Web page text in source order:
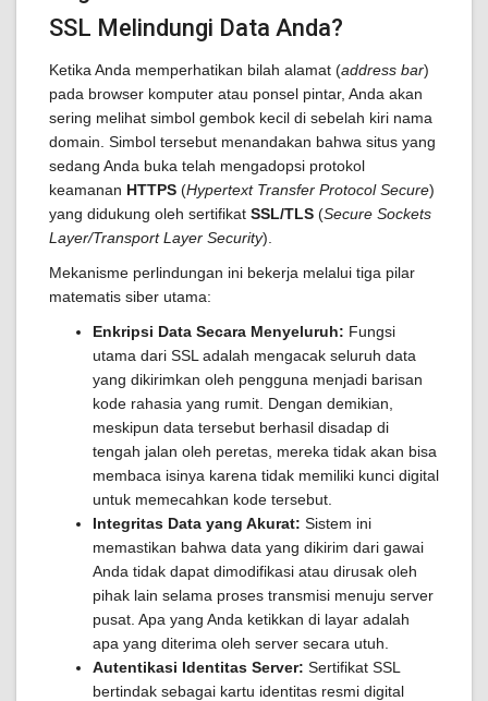
SSL Melindungi Data Anda?
Ketika Anda memperhatikan bilah alamat (address bar)
pada browser komputer atau ponsel pintar, Anda akan
sering melihat simbol gembok kecil di sebelah kiri nama
domain. Simbol tersebut menandakan bahwa situs yang
sedang Anda buka telah mengadopsi protokol
keamanan HTTPS (Hypertext Transfer Protocol Secure)
yang didukung oleh sertifikat SSL/TLS (Secure Sockets
Layer/Transport Layer Security).
Mekanisme perlindungan ini bekerja melalui tiga pilar
matematis siber utama:
Enkripsi Data Secara Menyeluruh: Fungsi
utama dari SSL adalah mengacak seluruh data
yang dikirimkan oleh pengguna menjadi barisan
kode rahasia yang rumit. Dengan demikian,
meskipun data tersebut berhasil disadap di
tengah jalan oleh peretas, mereka tidak akan bisa
membaca isinya karena tidak memiliki kunci digital
untuk memecahkan kode tersebut.
Integritas Data yang Akurat: Sistem ini
memastikan bahwa data yang dikirim dari gawai
Anda tidak dapat dimodifikasi atau dirusak oleh
pihak lain selama proses transmisi menuju server
pusat. Apa yang Anda ketikkan di layar adalah
apa yang diterima oleh server secara utuh.
Autentikasi Identitas Server: Sertifikat SSL
bertindak sebagai kartu identitas resmi digital